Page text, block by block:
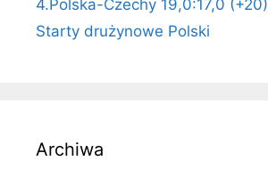
4.Polska-Czechy 19,0:17,0 (+20)
Starty drużynowe Polski
Archiwa